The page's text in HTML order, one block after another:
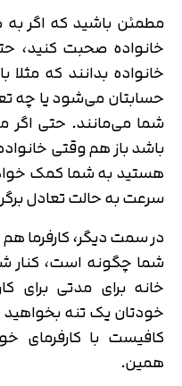
مطمئن باشید که اگر
خانواده صحبت کنید،
خانواده بدانند که مثلا
حسابتان می‌شود یا چه
شما می‌مانند. حتی
باشد باز هم وقتی
هستید به شما کمک
سرعت به حالت تعادل
در سمت دیگر، کارفرما
شما چگونه است، کنار
خانه برای مدتی برای
خودتان یک تنه
کافیست با کارفرمای
همین.